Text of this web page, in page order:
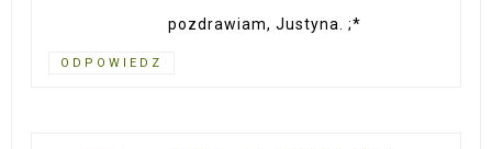
pozdrawiam, Justyna. ;*
ODPOWIEDZ